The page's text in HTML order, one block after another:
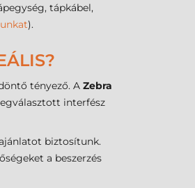
tápkábel,
).
tényező. A Zebra
interfész
biztosítunk.
a beszerzés